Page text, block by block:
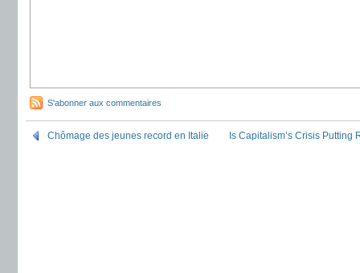
S'abonner aux commentaires
Chômage des jeunes record en Italie Is Capitalism’s Crisis